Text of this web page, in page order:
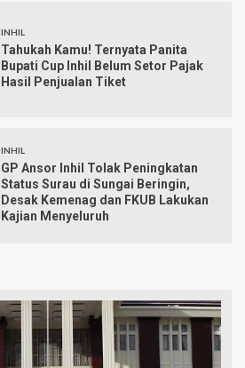
INHIL
Tahukah Kamu! Ternyata Panita
Bupati Cup Inhil Belum Setor Pajak
Hasil Penjualan Tiket
INHIL
GP Ansor Inhil Tolak Peningkatan
Status Surau di Sungai Beringin,
Desak Kemenag dan FKUB Lakukan
Kajian Menyeluruh